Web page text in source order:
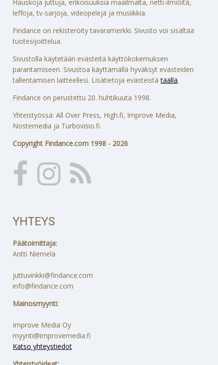
Hauskoja juttuja, erikoisuuksia maailmalta, netti-ilmiöitä,
leffoja, tv-sarjoja, videopelejä ja musiikkia.
Findance on rekisteröity tavaramerkki. Sivusto voi sisältää
tuotesijoittelua.
Sivustolla käytetään evästeitä käyttökokemuksen
parantamiseen. Sivustoa käyttämällä hyväksyt evästeiden
tallentamisen laitteellesi. Lisätietoja evästeistätäällä.
Findance on perustettu 20. huhtikuuta 1998.
Yhteistyössä: All Over Press, High.fi, Improve Media,
Nostemedia ja Turbovisio.fi.
Copyright Findance.com 1998 - 2026
YHTEYS
Päätoimittaja:
Antti Niemelä
juttuvinkki@findance.com
info@findance.com
Mainosmyynti:
Improve Media Oy
myynti@improvemedia.fi
Katso yhteystiedot